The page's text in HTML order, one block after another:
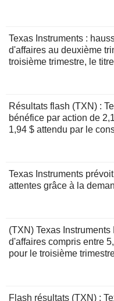
Texas Instruments :
d'affaires au deuxième
troisième trimestre, le
Résultats flash (TXN) :
bénéfice par action de
1,94 $ attendu par le
Texas Instruments
attentes grâce à la
(TXN) Texas
d'affaires compris entre
pour le troisième
Flash résultats (TXN) :